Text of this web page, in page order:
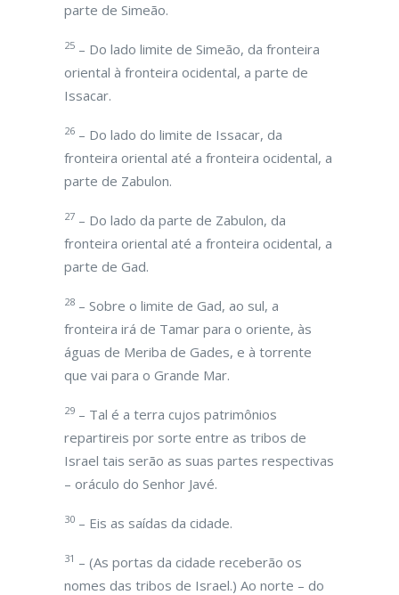
parte de Simeão.
25 – Do lado limite de Simeão, da fronteira
oriental à fronteira ocidental, a parte de
Issacar.
26 – Do lado do limite de Issacar, da
fronteira oriental até a fronteira ocidental, a
parte de Zabulon.
27 – Do lado da parte de Zabulon, da
fronteira oriental até a fronteira ocidental, a
parte de Gad.
28 – Sobre o limite de Gad, ao sul, a
fronteira irá de Tamar para o oriente, às
águas de Meriba de Gades, e à torrente
que vai para o Grande Mar.
29 – Tal é a terra cujos patrimônios
repartireis por sorte entre as tribos de
Israel tais serão as suas partes respectivas
– oráculo do Senhor Javé.
30 – Eis as saídas da cidade.
31 – (As portas da cidade receberão os
nomes das tribos de Israel.) Ao norte – do